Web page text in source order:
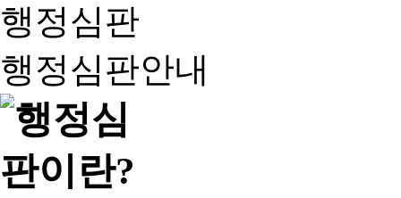
행정심판
행정심판안내